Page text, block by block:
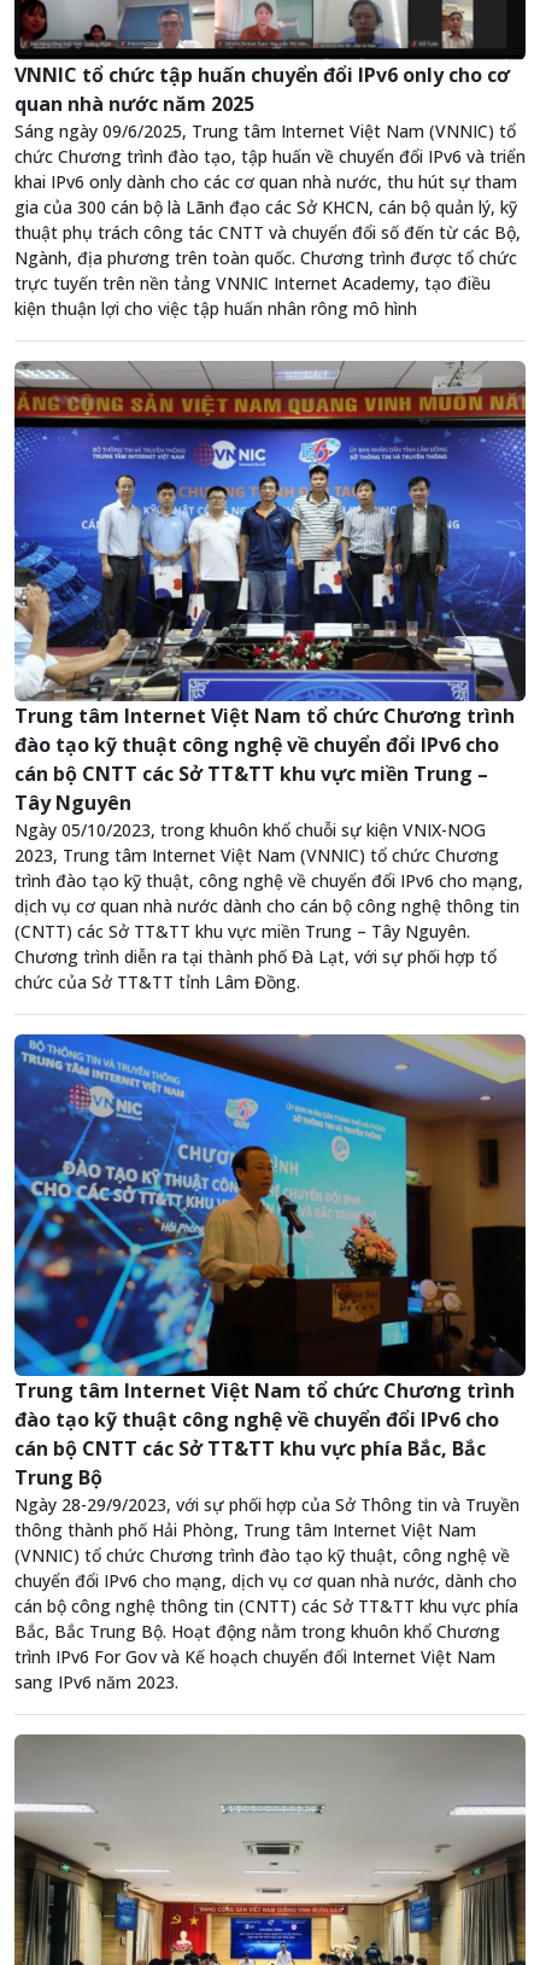
VNNIC tổ chức tập huấn chuyển đổi IPv6 only cho cơ
quan nhà nước năm 2025
Sáng ngày 09/6/2025, Trung tâm Internet Việt Nam (VNNIC) tổ
chức Chương trình đào tạo, tập huấn về chuyển đổi IPv6 và triển
khai IPv6 only dành cho các cơ quan nhà nước, thu hút sự tham
gia của 300 cán bộ là Lãnh đạo các Sở KHCN, cán bộ quản lý, kỹ
thuật phụ trách công tác CNTT và chuyển đổi số đến từ các Bộ,
Ngành, địa phương trên toàn quốc. Chương trình được tổ chức
trực tuyến trên nền tảng VNNIC Internet Academy, tạo điều
kiện thuận lợi cho việc tập huấn nhân rông mô hình
Trung tâm Internet Việt Nam tổ chức Chương trình
đào tạo kỹ thuật công nghệ về chuyển đổi IPv6 cho
cán bộ CNTT các Sở TT&TT khu vực miền Trung –
Tây Nguyên
Ngày 05/10/2023, trong khuôn khổ chuỗi sự kiện VNIX-NOG
2023, Trung tâm Internet Việt Nam (VNNIC) tổ chức Chương
trình đào tạo kỹ thuật, công nghệ về chuyển đổi IPv6 cho mạng,
dịch vụ cơ quan nhà nước dành cho cán bộ công nghệ thông tin
(CNTT) các Sở TT&TT khu vực miền Trung – Tây Nguyên.
Chương trình diễn ra tại thành phố Đà Lạt, với sự phối hợp tổ
chức của Sở TT&TT tỉnh Lâm Đồng.
Trung tâm Internet Việt Nam tổ chức Chương trình
đào tạo kỹ thuật công nghệ về chuyển đổi IPv6 cho
cán bộ CNTT các Sở TT&TT khu vực phía Bắc, Bắc
Trung Bộ
Ngày 28-29/9/2023, với sự phối hợp của Sở Thông tin và Truyền
thông thành phố Hải Phòng, Trung tâm Internet Việt Nam
(VNNIC) tổ chức Chương trình đào tạo kỹ thuật, công nghệ về
chuyển đổi IPv6 cho mạng, dịch vụ cơ quan nhà nước, dành cho
cán bộ công nghệ thông tin (CNTT) các Sở TT&TT khu vực phía
Bắc, Bắc Trung Bộ. Hoạt động nằm trong khuôn khổ Chương
trình IPv6 For Gov và Kế hoạch chuyển đổi Internet Việt Nam
sang IPv6 năm 2023.